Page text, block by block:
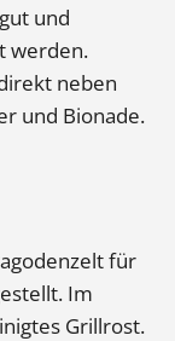
und
werden.
neben
und Bionade.
für
Im
Grillrost.